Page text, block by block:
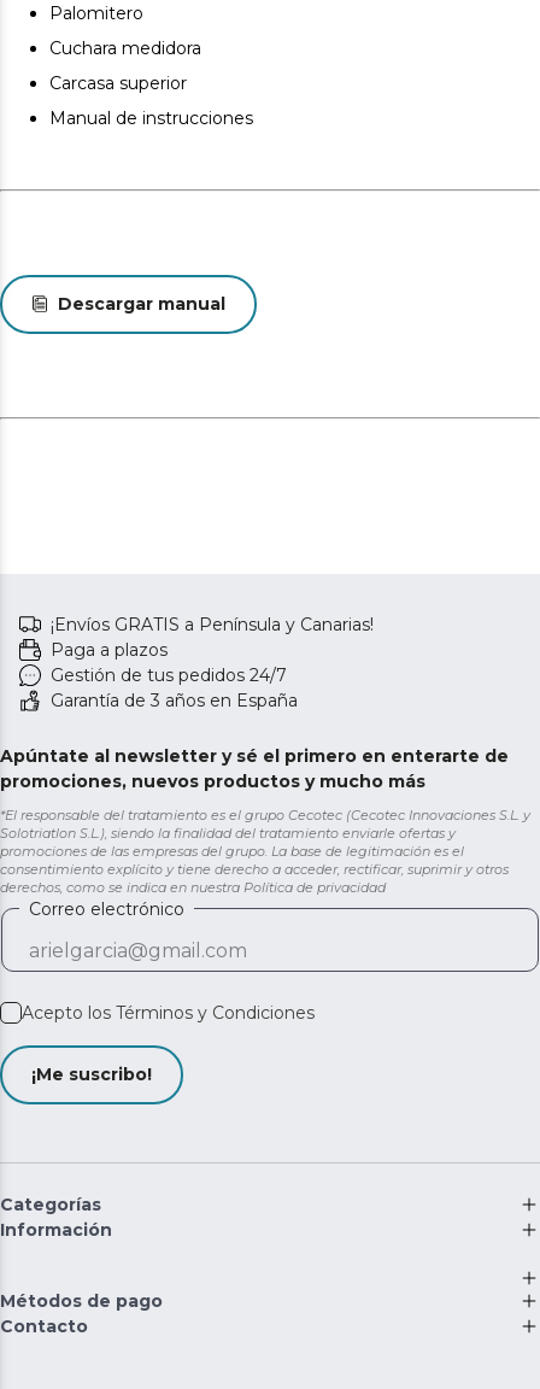
Palomitero
Cuchara medidora
Carcasa superior
Manual de instrucciones
Descargar manual
¡Envíos GRATIS a Península y Canarias!
Paga a plazos
Gestión de tus pedidos 24/7
Garantía de 3 años en España
Apúntate al newsletter y sé el primero en enterarte de
promociones, nuevos productos y mucho más
*El responsable del tratamiento es el grupo Cecotec (Cecotec Innovaciones S.L. y
Solotriatlon S.L.), siendo la finalidad del tratamiento enviarle ofertas y
promociones de las empresas del grupo. La base de legitimación es el
consentimiento explícito y tiene derecho a acceder, rectificar, suprimir y otros
derechos, como se indica en nuestra Política de privacidad
Correo electrónico
Acepto los Términos y Condiciones
¡Me suscribo!
Categorías
Información
Métodos de pago
Contacto